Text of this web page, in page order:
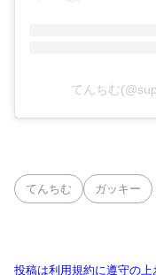
てんちむ
てんちむ ガッキー